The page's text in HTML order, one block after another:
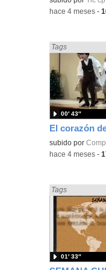
-hace 4 meses -
Encontrado
Tags
subido por
00′ 43″
-hace 4 meses -
Encontrado
Tags
01′ 33″